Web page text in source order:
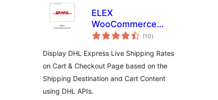
ELEX
WooCommerce
DHL Express(10total
de
)
Display DHL Express Live Shipping Rates
on Cart & Checkout Page based on the
Shipping Destination and Cart Content
using DHL APIs.